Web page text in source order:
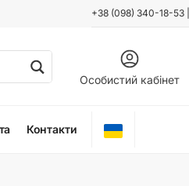
+38 (098) 340-18-53
Особистий кабінет
Контакти